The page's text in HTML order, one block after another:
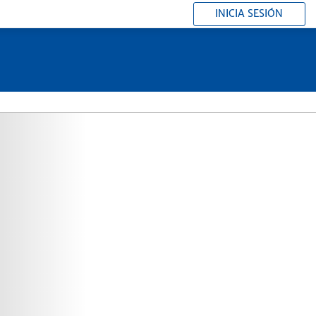
INICIA SESIÓN